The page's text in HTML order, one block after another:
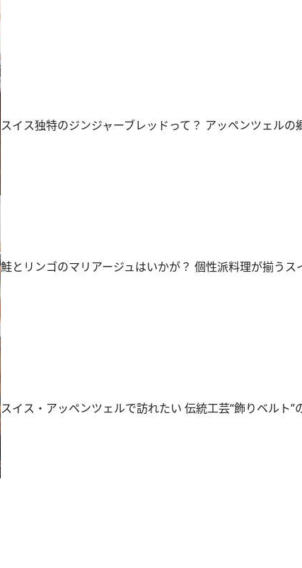
スイス独特のジンジャーブレッドって？ アッペンツェルの
鮭とリンゴのマリアージュはいかが？ 個性派料理が揃うス
スイス・アッペンツェルで訪れたい 伝統工芸“飾りベルト”